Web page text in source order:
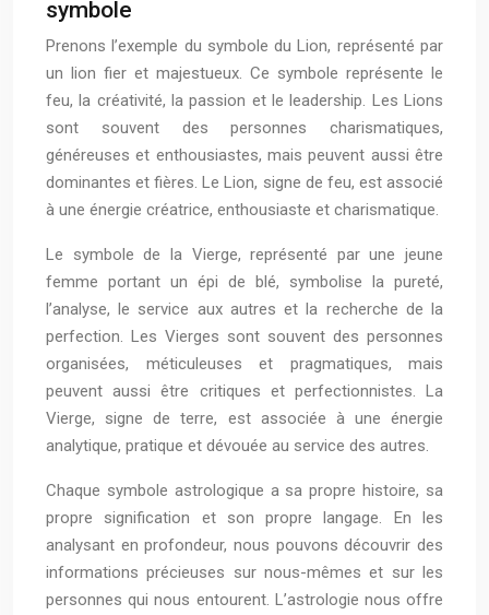
symbole
Prenons l’exemple du symbole du Lion, représenté par
un lion fier et majestueux. Ce symbole représente le
feu, la créativité, la passion et le leadership. Les Lions
sont souvent des personnes charismatiques,
généreuses et enthousiastes, mais peuvent aussi être
dominantes et fières. Le Lion, signe de feu, est associé
à une énergie créatrice, enthousiaste et charismatique.
Le symbole de la Vierge, représenté par une jeune
femme portant un épi de blé, symbolise la pureté,
l’analyse, le service aux autres et la recherche de la
perfection. Les Vierges sont souvent des personnes
organisées, méticuleuses et pragmatiques, mais
peuvent aussi être critiques et perfectionnistes. La
Vierge, signe de terre, est associée à une énergie
analytique, pratique et dévouée au service des autres.
Chaque symbole astrologique a sa propre histoire, sa
propre signification et son propre langage. En les
analysant en profondeur, nous pouvons découvrir des
informations précieuses sur nous-mêmes et sur les
personnes qui nous entourent. L’astrologie nous offre